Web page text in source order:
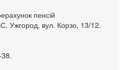
пенсій
Ужгород, вул. Корзо, 13/12.